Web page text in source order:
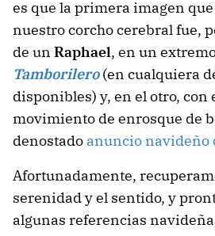
es que la primera imagen
nuestro corcho cerebral fue,
de un Raphael, en un
Tamborilero(en cualquiera
disponibles) y, en el otro, con
movimiento de enrosque de
denostado anuncio navideño
Afortunadamente,
serenidad y el sentido, y
algunas referencias